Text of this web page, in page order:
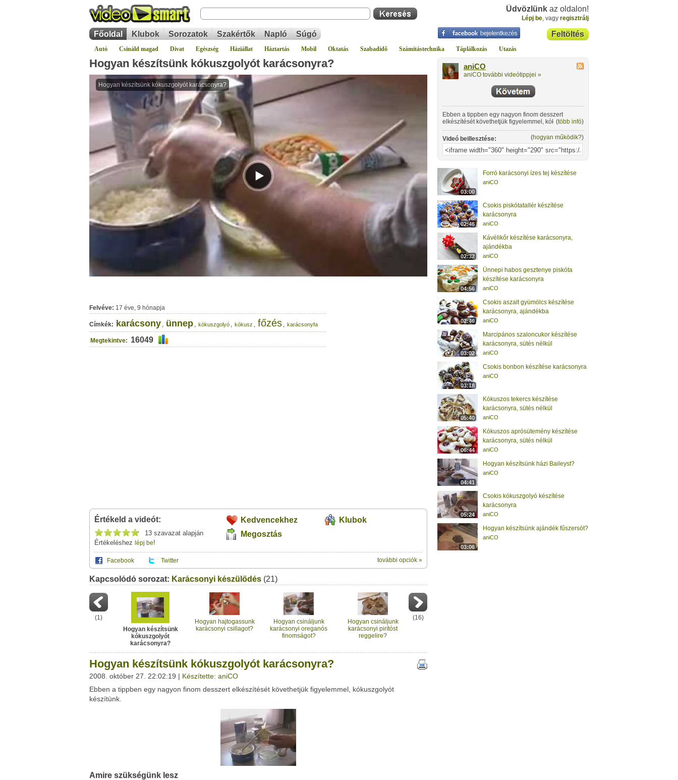
Üdvözlünk az oldalon!
Lépj be, vagy regisztrálj
Feltöltés
Főoldal Klubok Sorozatok Szakértők Napló Súgó
Autó Csináld magad Divat Egészség Háziállat Háztartás Mobil Oktatás Szabadidő Számítástechnika Táplálkozás Utazás
Hogyan készítsünk kókuszgolyót karácsonyra?
Felvéve: 17 éve, 9 hónapja
Címkék: karácsony , ünnep , kókuszgolyó , kókusz , főzés , karácsonyfa
Megtekintve: 16049
Értékeld a videót:
13 szavazat alapján
Értékeléshez lépj be!
Kedvencekhez
Klubok
Megosztás
Facebook Twitter további opciók »
A(z) "Hogyan készítsünk kókuszgolyót karácsonyra?" című videótipp
saját leveleződet,vagyezt a felületet:
Neved:
E-mail címed:
Címzett e-mail címe:
Üzenet (opcionális):
Facebook Twitter Google
Digg
Del.icio.us
Ez a videótipp a következő klub(ok)ba tartozik:
Ez a videó nem még nem tartozik egy klubhoz sem.
Ha van egy kis időd,nézz szét meglévő klubjaink között
Kapcsolódó sorozat: Karácsonyi készülődés (21)
(1)
Hogyan készítsünk
kókuszgolyót
karácsonyra?
Hogyan hajtogassunk
karácsonyi csillagot?
Hogyan csináljunk
karácsonyi oreganós
finomságot?
Hogyan csináljunk
karácsonyi pirítóst
reggelire?
(16)
Hogyan készítsünk kókuszgolyót karácsonyra?
2008. október 27. 22:02:19 | Készítette: aniCO
Ebben a tippben egy nagyon finom desszert elkészítését követhetjük figyelemmel, kókuszgolyót
készítünk.
Amire szükségünk lesz
aniCO
aniCO további videótippjei »
Ebben a tippben egy nagyon finom desszert
elkészítését követhetjük figyelemmel, kókuszgolyót
készítünk.
(több infó)
Videó beillesztése: (hogyan működik?)
03:00
Forró karácsonyi ízes tej készítése
aniCO
02:46
Csokis piskótatallér készítése
karácsonyra
aniCO
02:32
Kávélikőr készítése karácsonyra,
ajándékba
aniCO
04:56
Ünnepi habos gesztenye piskóta
készítése karácsonyra
aniCO
02:46
Csokis aszalt gyümölcs készítése
karácsonyra, ajándékba
aniCO
03:02
Marcipános szaloncukor készítése
karácsonyra, sütés nélkül
aniCO
03:18
Csokis bonbon készítése karácsonyra
aniCO
05:40
Kókuszos tekercs készítése
karácsonyra, sütés nélkül
aniCO
06:44
Kókuszos aprósütemény készítése
karácsonyra, sütés nélkül
aniCO
04:41
Hogyan készítsünk házi Baileyst?
aniCO
05:24
Csokis kókuszgolyó készítése
karácsonyra
aniCO
03:06
Hogyan készítsünk ajándék fűszersót?
aniCO